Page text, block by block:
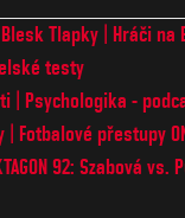
Blesk Tlapky Hráči na
testy
Psychologika -
Fotbalové přestupy
92: Szabová vs.